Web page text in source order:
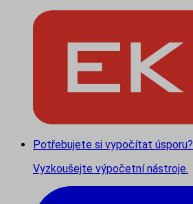
Potřebujete si vypočítat úsporu?
Vyzkoušejte výpočetní nástroje.